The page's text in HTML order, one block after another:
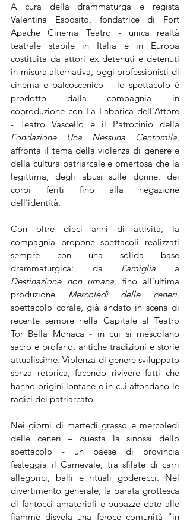
A cura della drammaturga e regista
Valentina Esposito, fondatrice di Fort
Apache Cinema Teatro - unica realtà
teatrale stabile in Italia e in Europa
costituita da attori ex detenuti e detenuti
in misura alternativa, oggi professionisti di
cinema e palcoscenico – lo spettacolo è
prodotto dalla compagnia in
coproduzione con La Fabbrica dell’Attore
Fondazione Una Nessuna Centomila,
affronta il tema della violenza di genere e
della cultura patriarcale e omertosa che la
legittima, degli abusi sulle donne, dei
corpi feriti fino alla negazione
dell’identità.
Con oltre dieci anni di attività, la
compagnia propone spettacoli realizzati
sempre con una solida base
drammaturgica: da Famiglia
Destinazione non umana, fino all’ultima
produzione Mercoledì delle ceneri,
spettacolo corale, già andato in scena di
recente sempre nella Capitale al Teatro
Tor Bella Monaca - in cui si mescolano
sacro e profano, antiche tradizioni e storie
attualissime. Violenza di genere sviluppato
senza retorica, facendo rivivere fatti che
hanno origini lontane e in cui affondano le
radici del patriarcato.
Nei giorni di martedì grasso e mercoledì
delle ceneri – questa la sinossi dello
spettacolo - un paese di provincia
festeggia il Carnevale, tra sfilate di carri
allegorici, balli e rituali goderecci. Nel
divertimento generale, la parata grottesca
di fantocci amatoriali e pupazze date alle
fiamme disvela una feroce comunità “in